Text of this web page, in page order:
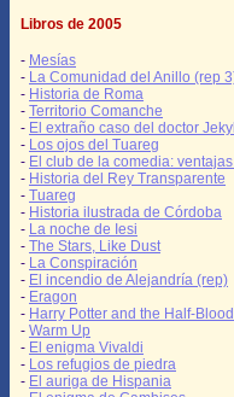
Libros de 2005
- Mesías
- La Comunidad del Anillo (rep
- Historia de Roma
- Territorio Comanche
- El extraño caso del doctor
- Los ojos del Tuareg
- El club de la comedia:
- Historia del Rey Transparente
- Tuareg
- Historia ilustrada de Córdoba
- La noche de Iesi
- The Stars, Like Dust
- La Conspiración
- El incendio de Alejandría (rep)
- Eragon
- Harry Potter and the Half-
- Warm Up
- El enigma Vivaldi
- Los refugios de piedra
- El auriga de Hispania